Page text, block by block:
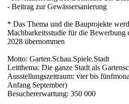
- Beitrag zur Gewässersanierung
* Das Thema und die Bauprojekte
Machbarkeitsstudie für die Bewerbung
2028 übernommen
Motto: Garten.Schau.Spiele.Stadt
Leitthema: Die ganze Stadt als
Ausstellungszeitraum: vier bis
Anfang September)
Besuchererwartung: 350 000